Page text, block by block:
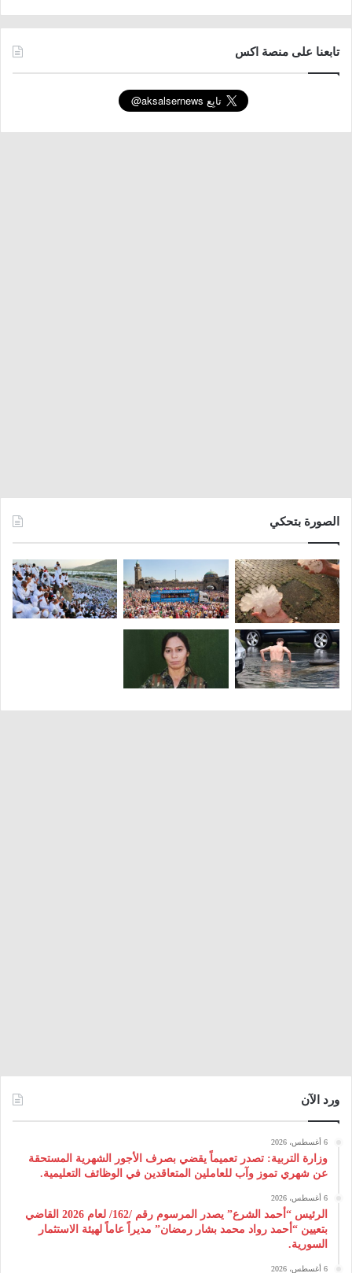
تابعنا على منصة اكس
الصورة بتحكي
ورد الآن
6 أغسطس، 2026
وزارة التربية: تصدر تعميماً يقضي بصرف الأجور الشهرية المستحقة
عن شهري تموز وآب للعاملين المتعاقدين في الوظائف التعليمية.
6 أغسطس، 2026
الرئيس “أحمد الشرع” يصدر المرسوم رقم /162/ لعام 2026 ‌القاضي
بتعيين “أحمد رواد محمد بشار رمضان” مديراً عاماً لهيئة ‌الاستثمار
السورية.
6 أغسطس، 2026